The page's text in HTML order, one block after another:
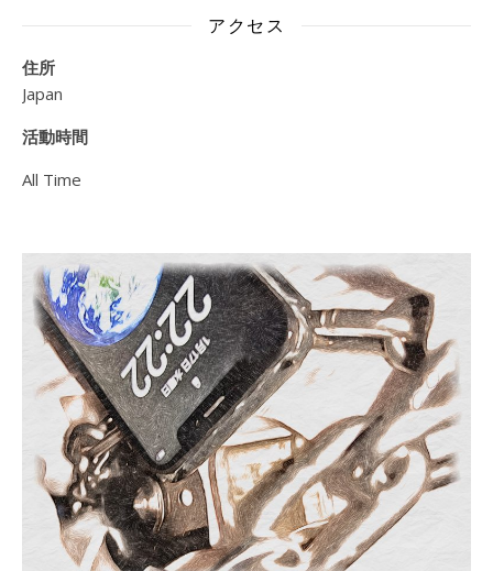
アクセス
住所
Japan
活動時間
All Time